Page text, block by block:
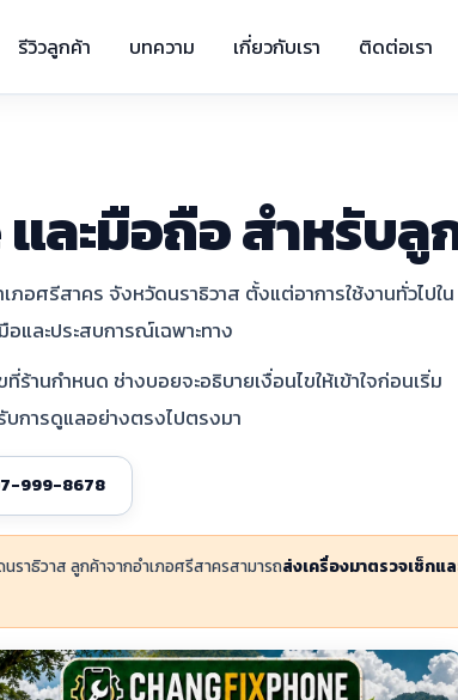
รีวิวลูกค้า บทความ เกี่ยวกับเรา ติดต่อเรา
ละมือถือ สำหรับลู
ศรีสาคร จังหวัดนราธิวาส ตั้งแต่อาการใช้งานทั่วไปใน
และประสบการณ์เฉพาะทาง
านกำหนด ช่างบอยจะอธิบายเงื่อนไขให้เข้าใจก่อนเริ่ม
บการดูแลอย่างตรงไปตรงมา
999-8678
ราธิวาส ลูกค้าจากอำเภอศรีสาครสามารถส่งเครื่องมาตรวจเช็กแ